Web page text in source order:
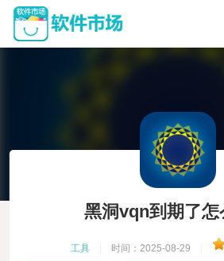
黑洞vqn到期了怎
工具 时间：2025-08-29